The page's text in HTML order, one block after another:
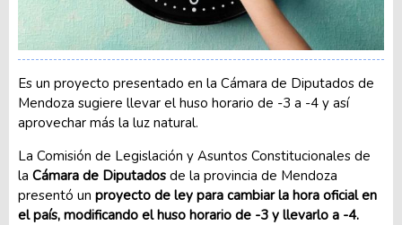
Es un proyecto presentado en la Cámara de Diputados de
Mendoza sugiere llevar el huso horario de -3 a -4 y así
aprovechar más la luz natural.
La Comisión de Legislación y Asuntos Constitucionales de
la Cámara de Diputados de la provincia de Mendoza
presentó un proyecto de ley para cambiar la hora oficial en
el país, modificando el huso horario de -3 y llevarlo a -4.